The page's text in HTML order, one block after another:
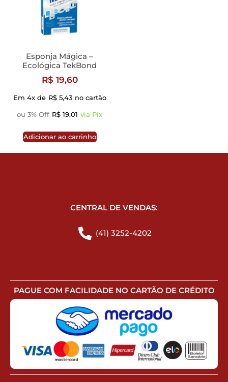
Esponja Mágica –
Ecológica TekBond
R$ 19,60
Em 4x de R$5,43 no cartão
ou 3% Off R$ 19,01 via Pix
Adicionar ao carrinho
CENTRAL DE VENDAS:
(41) 3252-4202
PAGUE COM FACILIDADE NO CARTÃO DE CRÉDITO